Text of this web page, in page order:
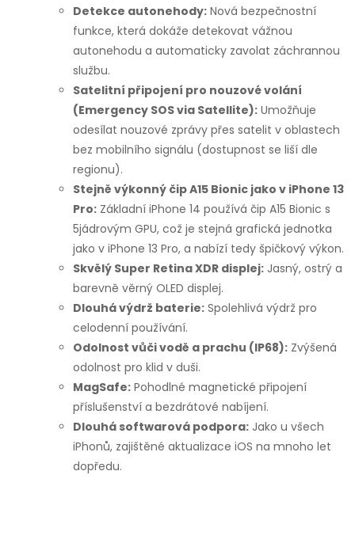
Detekce autonehody: Nová bezpečnostní
funkce, která dokáže detekovat vážnou
autonehodu a automaticky zavolat záchrannou
službu.
Satelitní připojení pro nouzové volání
(Emergency SOS via Satellite): Umožňuje
odesílat nouzové zprávy přes satelit v oblastech
bez mobilního signálu (dostupnost se liší dle
regionu).
Stejně výkonný čip A15 Bionic jako v iPhone 13
Pro: Základní iPhone 14 používá čip A15 Bionic s
5jádrovým GPU, což je stejná grafická jednotka
jako v iPhone 13 Pro, a nabízí tedy špičkový výkon.
Skvělý Super Retina XDR displej: Jasný, ostrý a
barevně věrný OLED displej.
Dlouhá výdrž baterie: Spolehlivá výdrž pro
celodenní používání.
Odolnost vůči vodě a prachu (IP68): Zvýšená
odolnost pro klid v duši.
MagSafe: Pohodlné magnetické připojení
příslušenství a bezdrátové nabíjení.
Dlouhá softwarová podpora: Jako u všech
iPhonů, zajištěné aktualizace iOS na mnoho let
dopředu.